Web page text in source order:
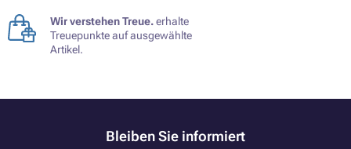
Wir verstehen Treue.erhalte
Treuepunkte auf ausgewählte
Artikel.
Bleiben Sie informiert